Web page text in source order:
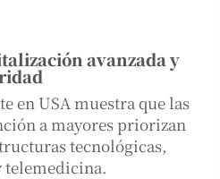
avanzada y
en USA muestra que las
a mayores priorizan
tecnológicas,